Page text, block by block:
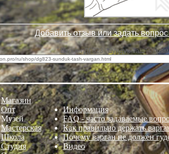
Добавить отзыв или задать
Варган ДГ823 "Сундук-Таш" -
Магазин
Опт
Музей
Мастерская
Школа
Студия
Информация
FAQ - часто задаваемые
Как правильно держать
Почему варган не должен
Видео